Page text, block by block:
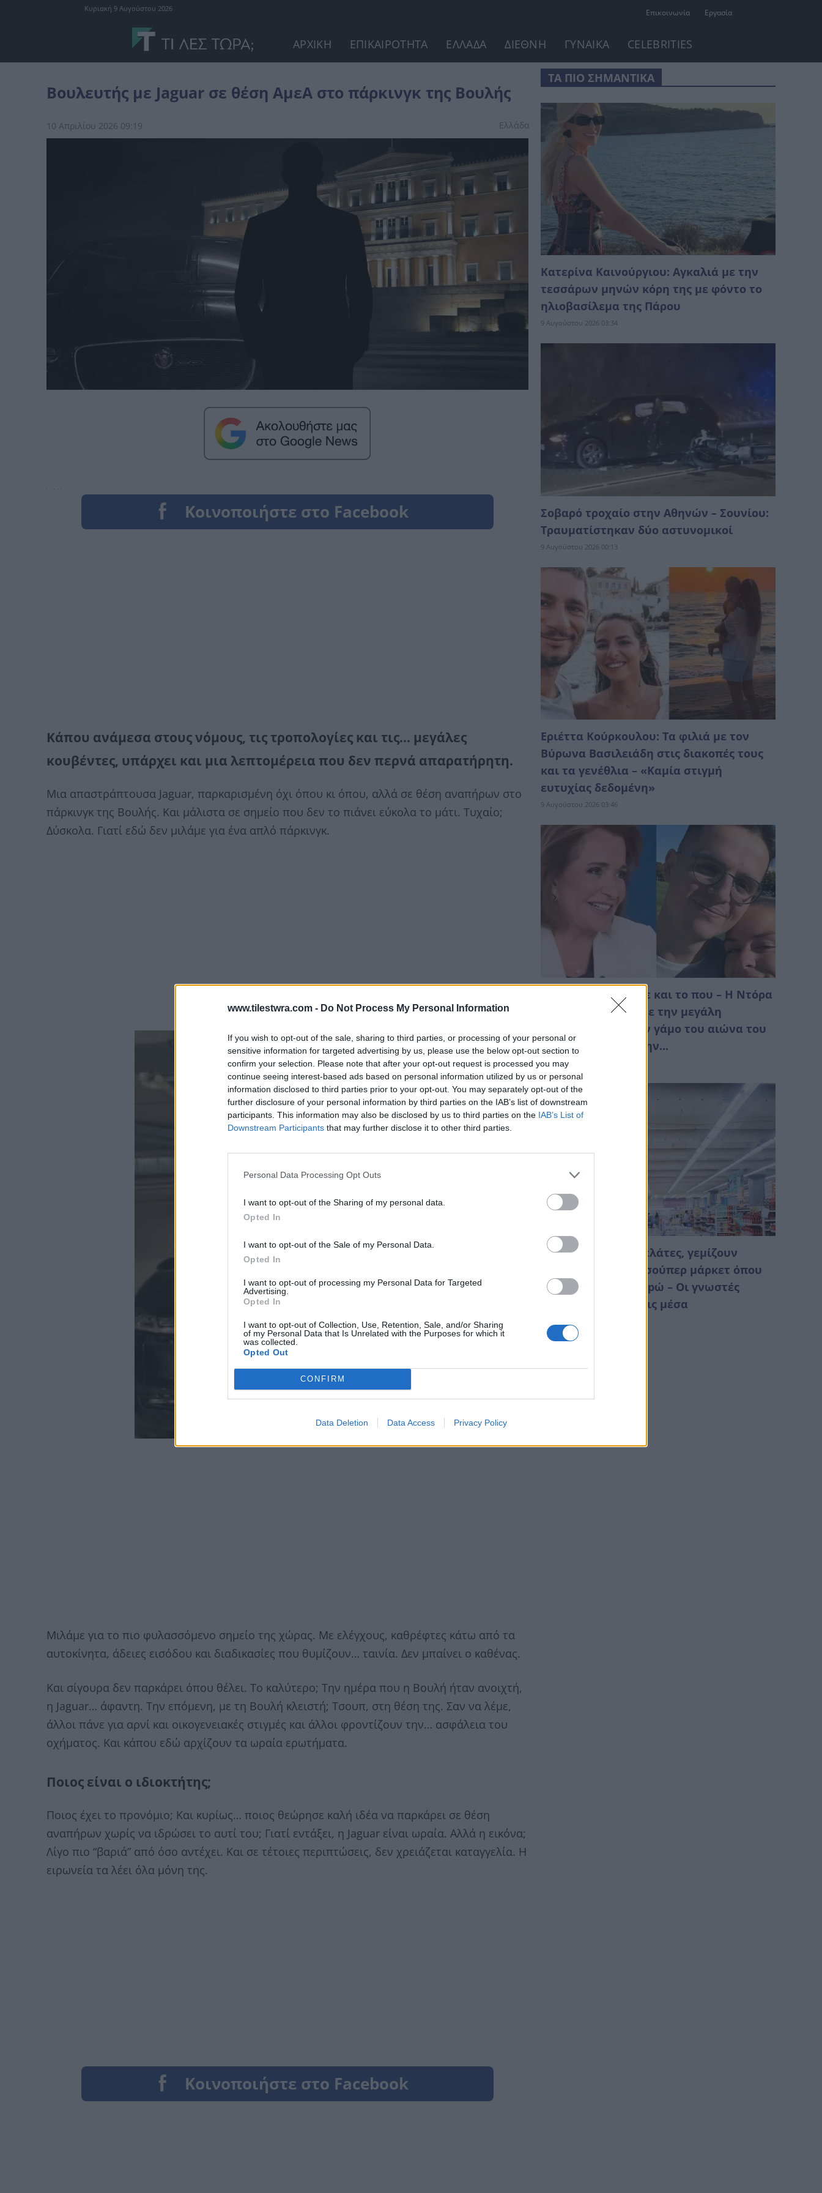
www.tilestwra.com - Do Not Process My Personal Information
If you wish to opt-out of the sale, sharing to third parties, or processing of your personal or
sensitive information for targeted advertising by us, please use the below opt-out section to
confirm your selection. Please note that after your opt-out request is processed you may
continue seeing interest-based ads based on personal information utilized by us or personal
information disclosed to third parties prior to your opt-out. You may separately opt-out of the
further disclosure of your personal information by third parties on the IAB’s list of downstream
participants. This information may also be disclosed by us to third parties on the IAB’s List of
Downstream Participants that may further disclose it to other third parties.
Personal Data Processing Opt Outs
I want to opt-out of the Sharing of my personal data.
Opted In
I want to opt-out of the Sale of my Personal Data.
Opted In
I want to opt-out of processing my Personal Data for Targeted
Advertising.
Opted In
I want to opt-out of Collection, Use, Retention, Sale, and/or Sharing
of my Personal Data that Is Unrelated with the Purposes for which it
was collected.
Opted Out
CONFIRM
Data Deletion Data Access Privacy Policy
Επικοινωνία Εργασία
Κυριακή 9 Αυγούστου 2026
ΑΡΧΙΚΗ ΕΠΙΚΑΙΡΟΤΗΤΑ ΕΛΛΑΔΑ ΔΙΕΘΝΗ ΓΥΝΑΙΚΑ CELEBRITIES
Βουλευτής με Jaguar σε θέση ΑμεΑ στο πάρκινγκ της Βουλής
10 Απριλίου 2026 09:19 Ελλάδα
Κάπου ανάμεσα στους νόμους, τις τροπολογίες και τις… μεγάλες
κουβέντες, υπάρχει και μια λεπτομέρεια που δεν περνά απαρατήρητη.
Μια απαστράπτουσα Jaguar, παρκαρισμένη όχι όπου κι όπου, αλλά σε θέση αναπήρων στο
πάρκινγκ της Βουλής. Και μάλιστα σε σημείο που δεν το πιάνει εύκολα το μάτι. Τυχαίο;
Δύσκολα. Γιατί εδώ δεν μιλάμε για ένα απλό πάρκινγκ.
Μιλάμε για το πιο φυλασσόμενο σημείο της χώρας. Με ελέγχους, καθρέφτες κάτω από τα
αυτοκίνητα, άδειες εισόδου και διαδικασίες που θυμίζουν… ταινία. Δεν μπαίνει ο καθένας.
Και σίγουρα δεν παρκάρει όπου θέλει. Το καλύτερο; Την ημέρα που η Βουλή ήταν ανοιχτή,
η Jaguar… άφαντη. Την επόμενη, με τη Βουλή κλειστή; Τσουπ, στη θέση της. Σαν να λέμε,
άλλοι πάνε για αρνί και οικογενειακές στιγμές και άλλοι φροντίζουν την… ασφάλεια του
οχήματος. Και κάπου εδώ αρχίζουν τα ωραία ερωτήματα.
Ποιος είναι ο ιδιοκτήτης;
Ποιος έχει το προνόμιο; Και κυρίως… ποιος θεώρησε καλή ιδέα να παρκάρει σε θέση
αναπήρων χωρίς να ιδρώσει το αυτί του; Γιατί εντάξει, η Jaguar είναι ωραία. Αλλά η εικόνα;
Λίγο πιο “βαριά” από όσο αντέχει. Και σε τέτοιες περιπτώσεις, δεν χρειάζεται καταγγελία. Η
ειρωνεία τα λέει όλα μόνη της.
ΤΑ ΠΙΟ ΣΗΜΑΝΤΙΚΑ
Κατερίνα Καινούργιου: Αγκαλιά με την
τεσσάρων μηνών κόρη της με φόντο το
ηλιοβασίλεμα της Πάρου
9 Αυγούστου 2026 03:34
Σοβαρό τροχαίο στην Αθηνών – Σουνίου:
Τραυματίστηκαν δύο αστυνομικοί
9 Αυγούστου 2026 00:13
Εριέττα Κούρκουλου: Τα φιλιά με τον
Βύρωνα Βασιλειάδη στις διακοπές τους
και τα γενέθλια – «Καμία στιγμή
ευτυχίας δεδομένη»
9 Αυγούστου 2026 03:46
Μαθεύτηκε το πότε και το που – Η Ντόρα
Μπακογιάννη έκανε την μεγάλη
αποκάλυψη για τον γάμο του αιώνα του
Κ. Μητσοτάκη με την...
9 Αυγούστου 2026 00:18
Κάνουν ουρές οι πελάτες, γεμίζουν
καρότσια – Άνοιξε σούπερ μάρκετ όπου
όλα κοστίζουν 1 εupώ – Οι γνωστές
μάρκες που βρίσκεις μέσα